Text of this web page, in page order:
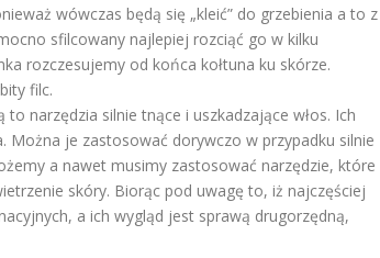
wówczas będą się „kleić” do grzebienia a to z
sfilcowany najlepiej rozciąć go w kilku
rozczesujemy od końca kołtuna ku skórze.
filc.
narzędzia silnie tnące i uszkadzające włos. Ich
Można je zastosować dorywczo w przypadku silnie
a nawet musimy zastosować narzędzie, które
skóry. Biorąc pod uwagę to, iż najczęściej
a ich wygląd jest sprawą drugorzędną,